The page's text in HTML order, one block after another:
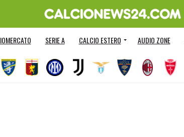
SERIE A CALCIO ESTERO AUDIO ZONE